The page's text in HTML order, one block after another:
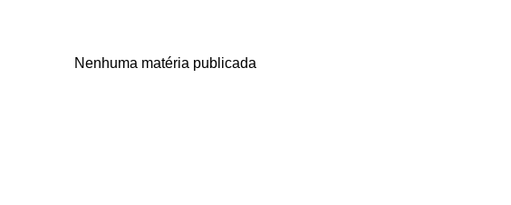
Nenhuma matéria publicada